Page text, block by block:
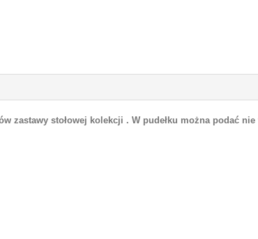
zastawy stołowej kolekcji . W pudełku można podać